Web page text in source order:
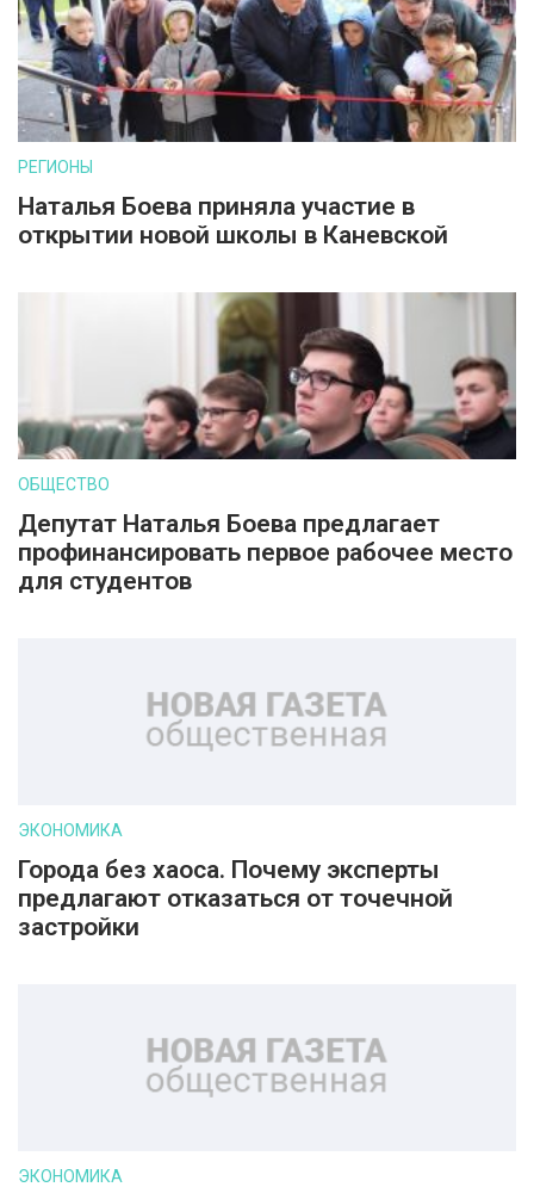
РЕГИОНЫ
Наталья Боева приняла участие в
открытии новой школы в Каневской
ОБЩЕСТВО
Депутат Наталья Боева предлагает
профинансировать первое рабочее место
для студентов
ЭКОНОМИКА
Города без хаоса. Почему эксперты
предлагают отказаться от точечной
застройки
ЭКОНОМИКА